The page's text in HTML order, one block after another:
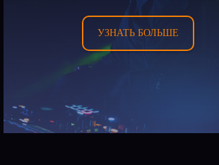
УЗНАТЬ БОЛЬШЕ